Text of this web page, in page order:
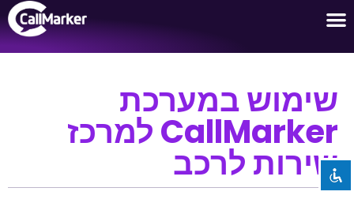
visibility_off השבת את ההבזקים
title סמן כותרות
צבע רקע
זום (הקטנה)
שימוש במערכת
CallMarker למרכז
שירות לרכב